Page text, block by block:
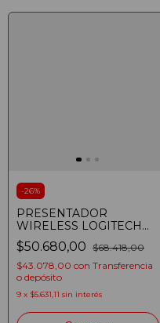
-26%
PRESENTADOR
WIRELESS LOGITECH
R400 001354
$50.680,00 $68.418,00
$43.078,00 con Transferencia
o depósito
9 x $5.631,11 sin interés